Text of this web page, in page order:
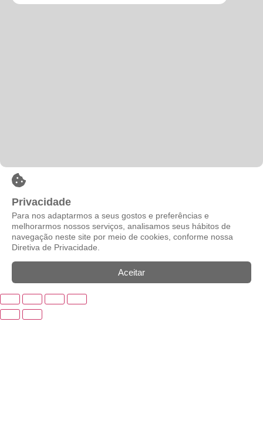
Privacidade
Para nos adaptarmos a seus gostos e preferências e
melhorarmos nossos serviços, analisamos seus hábitos de
navegação neste site por meio de cookies, conforme nossa
Diretiva de Privacidade.
Aceitar